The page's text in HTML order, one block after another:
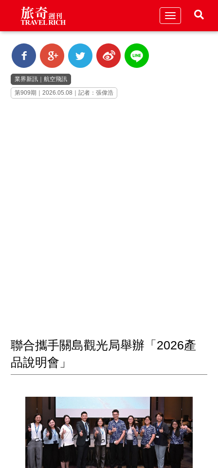
Toggle
業界新訊 ｜航空飛訊
第909期｜2026.05.08｜記者：張偉浩
聯合攜手關島觀光局舉辦「2026產
品說明會」